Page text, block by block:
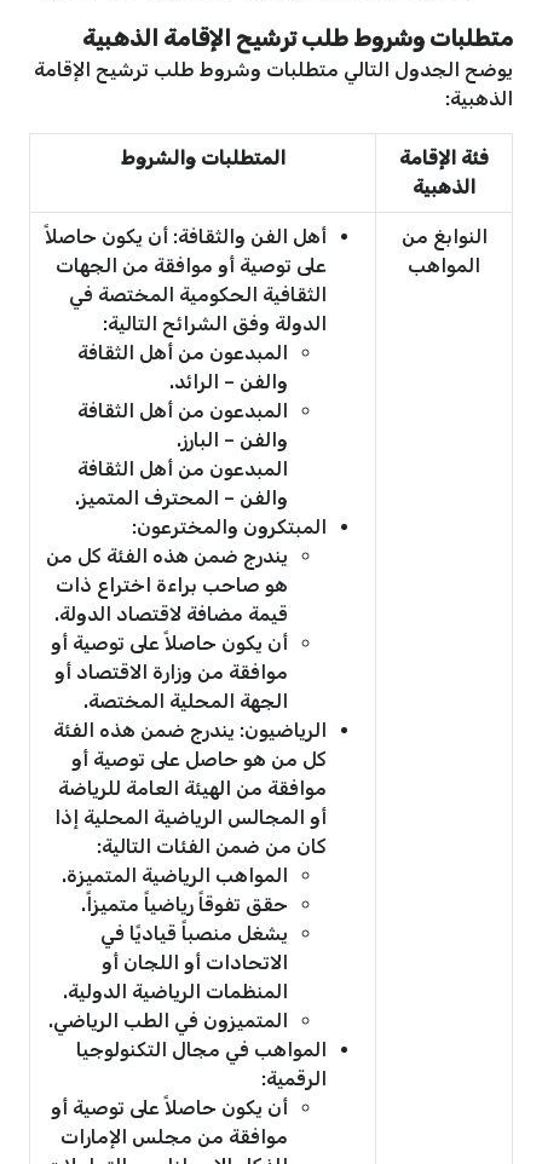
متطلبات وشروط طلب ترشيح الإقامة الذهبية
يوضح الجدول التالي متطلبات وشروط طلب ترشيح الإقامة
الذهبية:
فئة الإقامة
الذهبية
المتطلبات والشروط
النوابغ من
المواهب
أهل الفن والثقافة: أن يكون حاصلاً
على توصية أو موافقة من الجهات
الثقافية الحكومية المختصة في
الدولة وفق الشرائح التالية:
المبدعون من أهل الثقافة
والفن – الرائد.
المبدعون من أهل الثقافة
والفن – البارز.
المبدعون من أهل الثقافة
والفن – المحترف المتميز.
المبتكرون والمخترعون:
يندرج ضمن هذه الفئة كل من
هو صاحب براءة اختراع ذات
قيمة مضافة لاقتصاد الدولة.
أن يكون حاصلاً على توصية أو
موافقة من وزارة الاقتصاد أو
الجهة المحلية المختصة.
الرياضيون: يندرج ضمن هذه الفئة
كل من هو حاصل على توصية أو
موافقة من الهيئة العامة للرياضة
أو المجالس الرياضية المحلية إذا
كان من ضمن الفئات التالية:
المواهب الرياضية المتميزة.
حقق تفوقاً رياضياً متميزاً.
يشغل منصباً قياديًا في
الاتحادات أو اللجان أو
المنظمات الرياضية الدولية.
المتميزون في الطب الرياضي.
المواهب في مجال التكنولوجيا
الرقمية:
أن يكون حاصلاً على توصية أو
موافقة من مجلس الإمارات